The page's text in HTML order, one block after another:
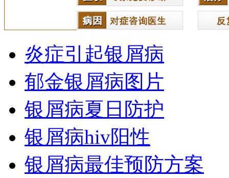
炎症引起银屑病
郁金银屑病图片
银屑病夏日防护
银屑病hiv阳性
银屑病最佳预防方案